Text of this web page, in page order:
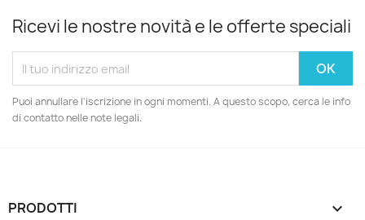
Ricevi le nostre novità e le offerte speciali
Puoi annullare l'iscrizione in ogni momenti. A questo scopo, cerca le info
di contatto nelle note legali.
PRODOTTI 